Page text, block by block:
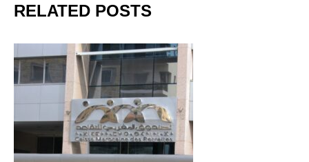
RELATED POSTS